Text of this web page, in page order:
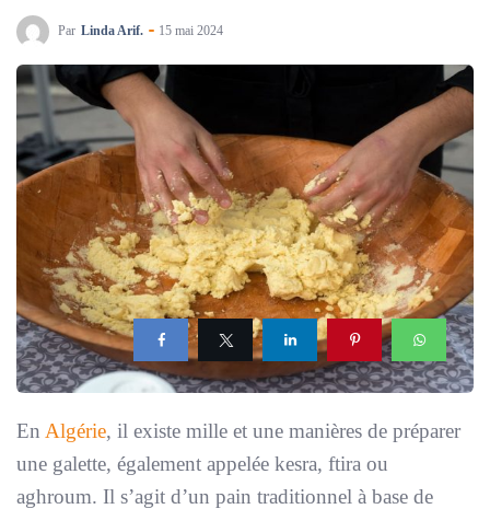
Par Linda Arif. 15 mai 2024
En Algérie, il existe mille et une manières de préparer
une galette, également appelée kesra, ftira ou
aghroum. Il s’agit d’un pain traditionnel à base de